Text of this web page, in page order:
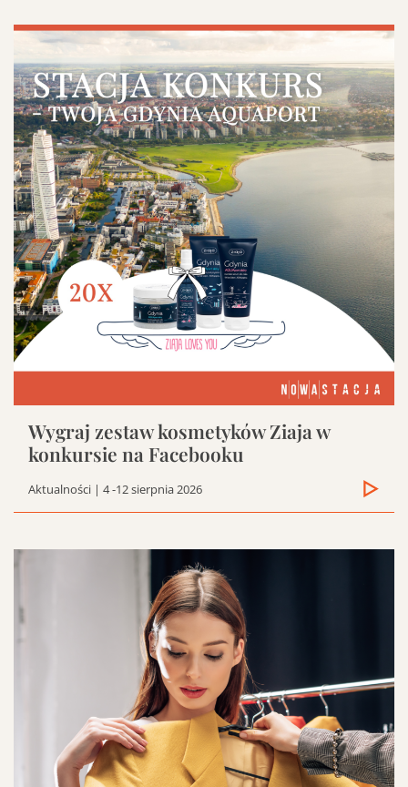
Wygraj zestaw kosmetyków Ziaja w
konkursie na Facebooku
Aktualności | 4 -12 sierpnia 2026